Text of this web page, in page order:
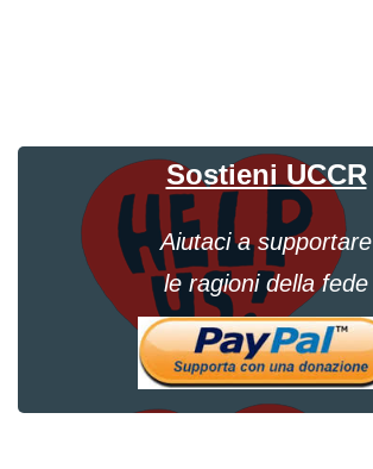
Sostieni UCCR
Aiutaci a supportare
le ragioni della fede